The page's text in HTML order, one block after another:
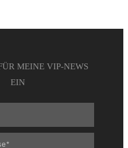
MEINE VIP-NEWS
EIN